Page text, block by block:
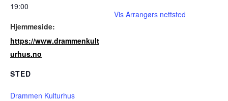
19:00
Hjemmeside:
https://www.drammenkult
urhus.no
STED
Drammen Kulturhus
Vis Arrangørs nettsted